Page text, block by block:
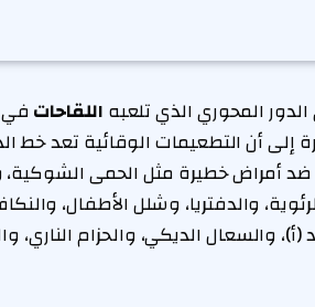
المحوري الذي تلعبه اللقاحات في
إلى أن التطعيمات الوقائية تعد خط
ضد أمراض خطيرة مثل الحمى الشوكية،
والدفتريا، وشلل الأطفال،
(أ)، والسعال الديكي، والحزام